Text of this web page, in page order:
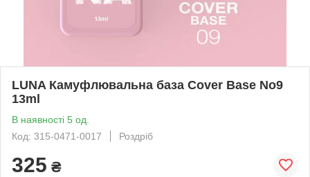
LUNA Камуфлювальна база Cover Base No9
13ml
В наявності 5 од.
Код: 315-0471-0017
Роздріб
325 ₴